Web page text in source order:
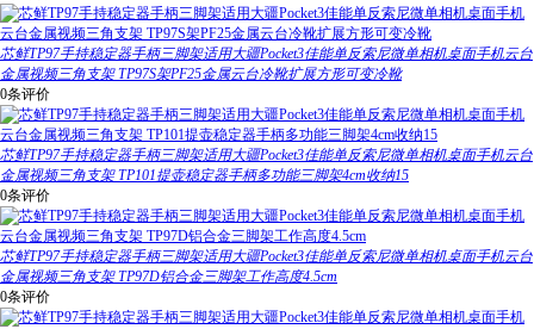
芯鲜TP97手持稳定器手柄三脚架适用大疆Pocket3佳能单反索尼微单相机桌面手机云台
金属视频三角支架 TP97S架PF25金属云台冷靴扩展方形可变冷靴
0条评价
芯鲜TP97手持稳定器手柄三脚架适用大疆Pocket3佳能单反索尼微单相机桌面手机云台
金属视频三角支架 TP101提壶稳定器手柄多功能三脚架4cm收纳15
0条评价
芯鲜TP97手持稳定器手柄三脚架适用大疆Pocket3佳能单反索尼微单相机桌面手机云台
金属视频三角支架 TP97D铝合金三脚架工作高度4.5cm
0条评价